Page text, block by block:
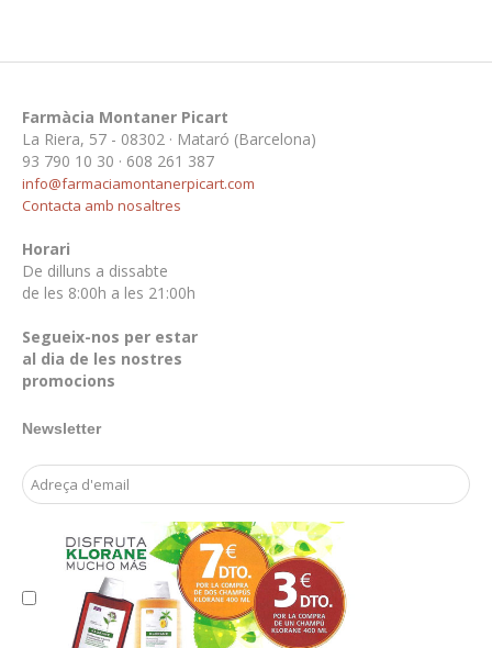
Farmàcia Montaner Picart
La Riera, 57 - 08302 · Mataró (Barcelona)
93 790 10 30 · 608 261 387
info@farmaciamontanerpicart.com
Contacta amb nosaltres
Horari
De dilluns a dissabte
de les 8:00h a les 21:00h
Segueix-nos per estar
al dia de les nostres
promocions
Newsletter